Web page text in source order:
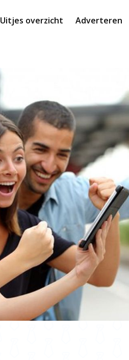
Uitjes overzicht Adverteren